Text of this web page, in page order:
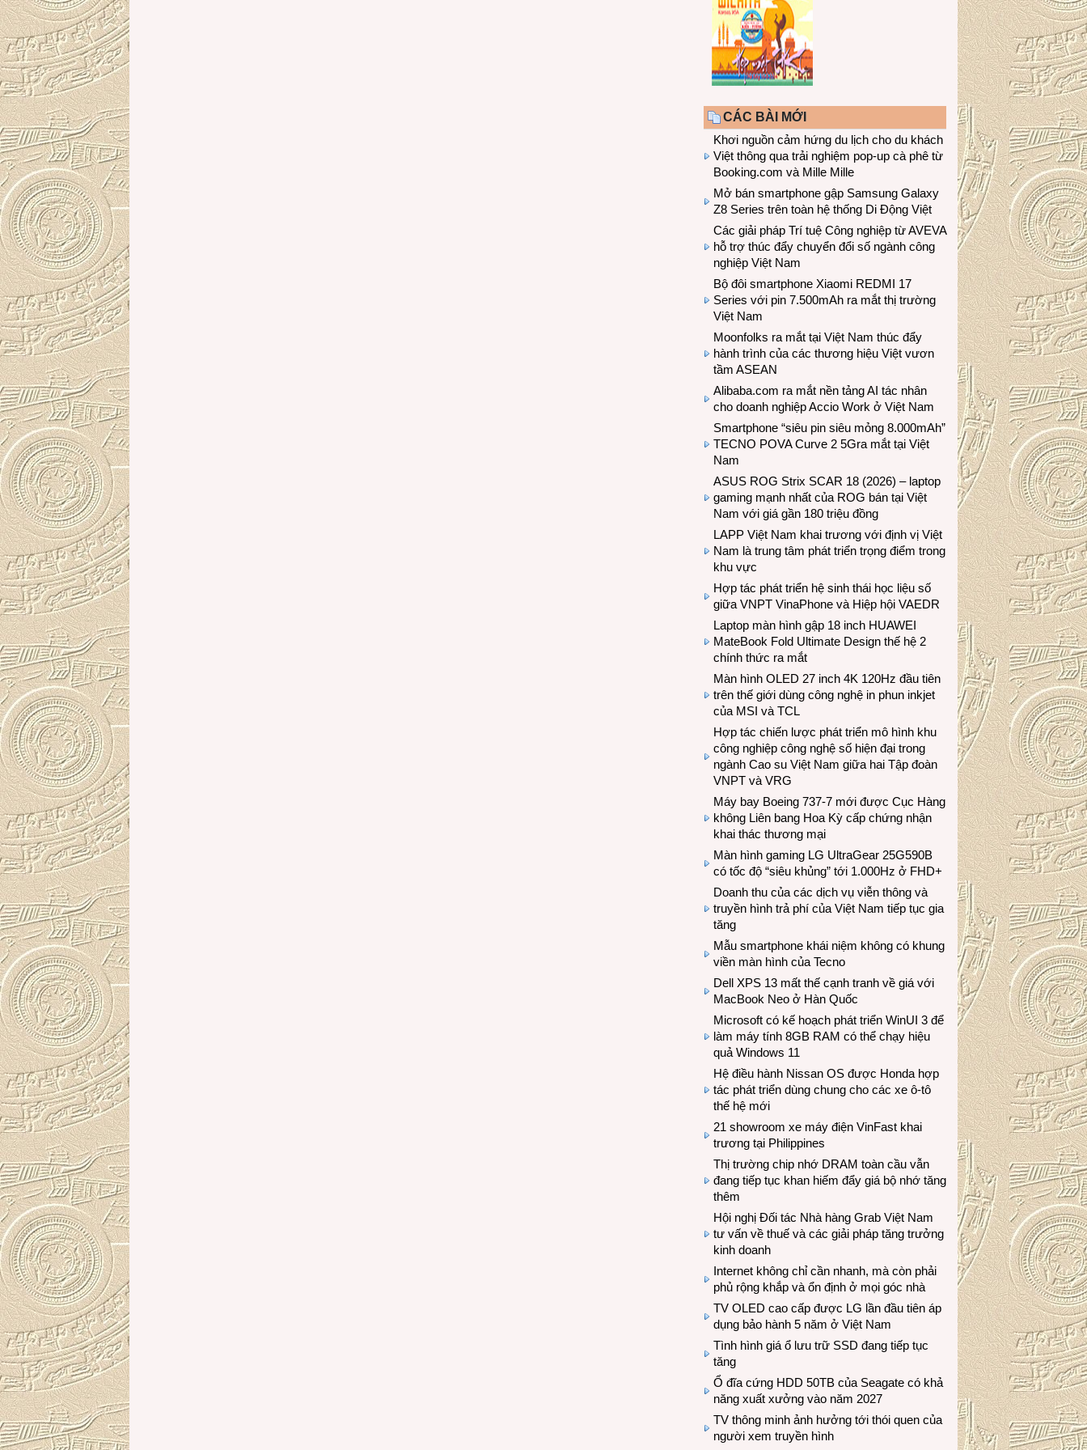
CÁC BÀI MỚI
Khơi nguồn cảm hứng du lịch cho du khách
Việt thông qua trải nghiệm pop-up cà phê từ
Booking.com và Mille Mille
Mở bán smartphone gập Samsung Galaxy
Z8 Series trên toàn hệ thống Di Động Việt
Các giải pháp Trí tuệ Công nghiệp từ AVEVA
hỗ trợ thúc đẩy chuyển đổi số ngành công
nghiệp Việt Nam
Bộ đôi smartphone Xiaomi REDMI 17
Series với pin 7.500mAh ra mắt thị trường
Việt Nam
Moonfolks ra mắt tại Việt Nam thúc đẩy
hành trình của các thương hiệu Việt vươn
tầm ASEAN
Alibaba.com ra mắt nền tảng AI tác nhân
cho doanh nghiệp Accio Work ở Việt Nam
Smartphone “siêu pin siêu mỏng 8.000mAh”
TECNO POVA Curve 2 5Gra mắt tại Việt
Nam
ASUS ROG Strix SCAR 18 (2026) – laptop
gaming mạnh nhất của ROG bán tại Việt
Nam với giá gần 180 triệu đồng
LAPP Việt Nam khai trương với định vị Việt
Nam là trung tâm phát triển trọng điểm trong
khu vực
Hợp tác phát triển hệ sinh thái học liệu số
giữa VNPT VinaPhone và Hiệp hội VAEDR
Laptop màn hình gập 18 inch HUAWEI
MateBook Fold Ultimate Design thế hệ 2
chính thức ra mắt
Màn hình OLED 27 inch 4K 120Hz đầu tiên
trên thế giới dùng công nghệ in phun inkjet
của MSI và TCL
Hợp tác chiến lược phát triển mô hình khu
công nghiệp công nghệ số hiện đại trong
ngành Cao su Việt Nam giữa hai Tập đoàn
VNPT và VRG
Máy bay Boeing 737-7 mới được Cục Hàng
không Liên bang Hoa Kỳ cấp chứng nhận
khai thác thương mại
Màn hình gaming LG UltraGear 25G590B
có tốc độ “siêu khủng” tới 1.000Hz ở FHD+
Doanh thu của các dịch vụ viễn thông và
truyền hình trả phí của Việt Nam tiếp tục gia
tăng
Mẫu smartphone khái niệm không có khung
viền màn hình của Tecno
Dell XPS 13 mất thế cạnh tranh về giá với
MacBook Neo ở Hàn Quốc
Microsoft có kế hoạch phát triển WinUI 3 để
làm máy tính 8GB RAM có thể chạy hiệu
quả Windows 11
Hệ điều hành Nissan OS được Honda hợp
tác phát triển dùng chung cho các xe ô-tô
thế hệ mới
21 showroom xe máy điện VinFast khai
trương tại Philippines
Thị trường chip nhớ DRAM toàn cầu vẫn
đang tiếp tục khan hiếm đẩy giá bộ nhớ tăng
thêm
Hội nghị Đối tác Nhà hàng Grab Việt Nam
tư vấn về thuế và các giải pháp tăng trưởng
kinh doanh
Internet không chỉ cần nhanh, mà còn phải
phủ rộng khắp và ổn định ở mọi góc nhà
TV OLED cao cấp được LG lần đầu tiên áp
dụng bảo hành 5 năm ở Việt Nam
Tình hình giá ổ lưu trữ SSD đang tiếp tục
tăng
Ổ đĩa cứng HDD 50TB của Seagate có khả
năng xuất xưởng vào năm 2027
TV thông minh ảnh hưởng tới thói quen của
người xem truyền hình